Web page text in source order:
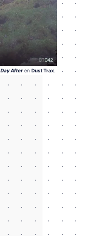
Day After en Dust Trax.